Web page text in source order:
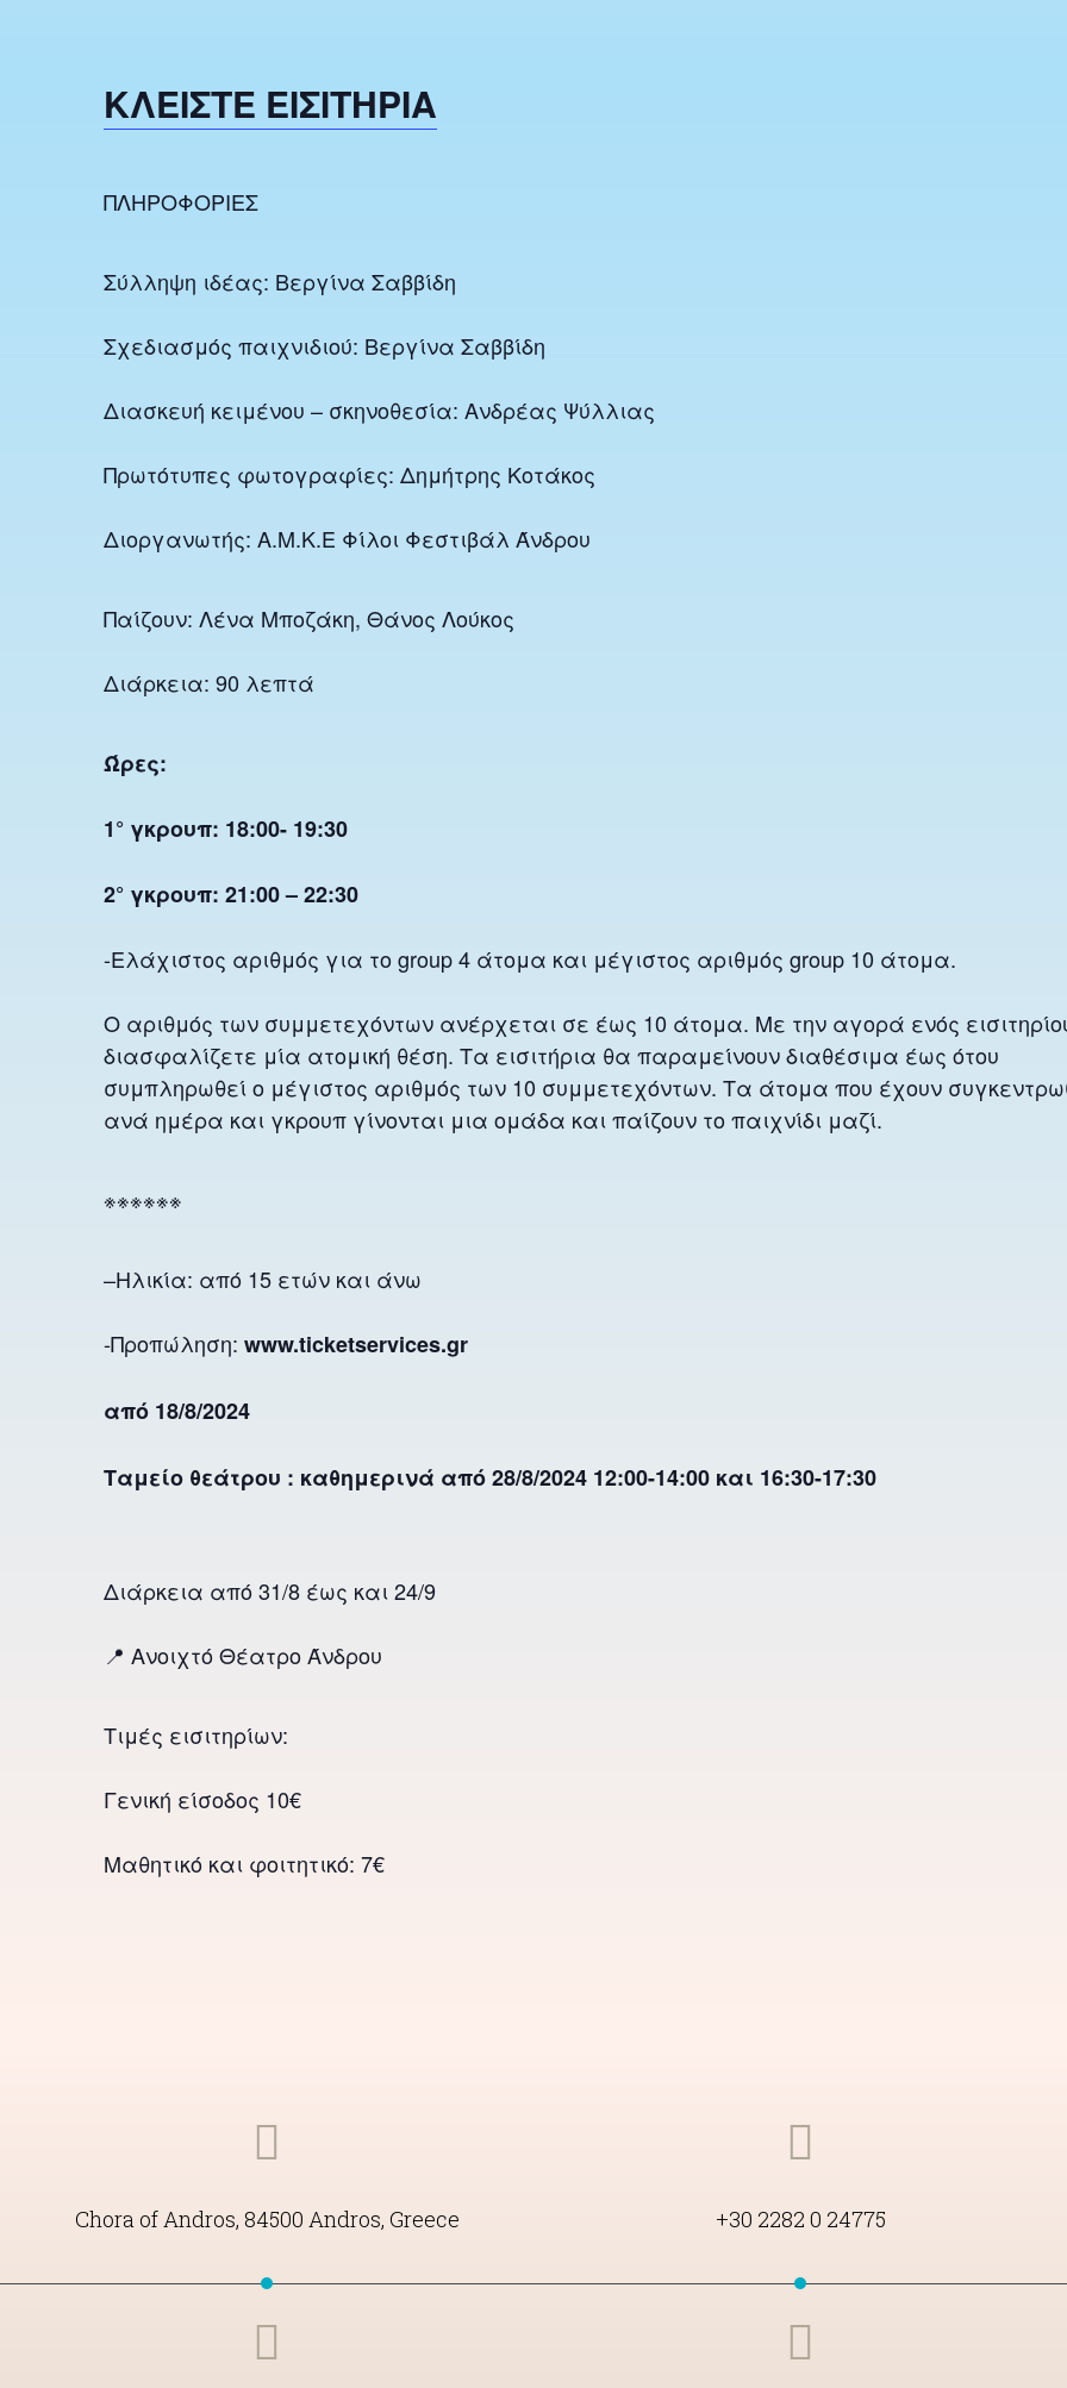
ΚΛΕΙΣΤΕ ΕΙΣΙΤΗΡΙΑ
ΠΛΗΡΟΦΟΡΙΕΣ
Σύλληψη ιδέας: Βεργίνα Σαββίδη
Σχεδιασμός παιχνιδιού: Βεργίνα Σαββίδη
Διασκευή κειμένου – σκηνοθεσία: Ανδρέας Ψύλλιας
Πρωτότυπες φωτογραφίες: Δημήτρης Κοτάκος
Διοργανωτής: A.M.K.E Φίλοι Φεστιβάλ Άνδρου
Παίζουν: Λένα Μποζάκη, Θάνος Λούκος
Διάρκεια: 90 λεπτά
Ώρες:
1° γκρουπ: 18:00- 19:30
2° γκρουπ: 21:00 – 22:30
-Ελάχιστος αριθμός για το group 4 άτομα και μέγιστος αριθμός group 10 άτομα.
Ο αριθμός των συμμετεχόντων ανέρχεται σε έως 10 άτομα. Με την αγορά ενός
διασφαλίζετε μία ατομική θέση. Τα εισιτήρια θα παραμείνουν διαθέσιμα έως ότου
συμπληρωθεί ο μέγιστος αριθμός των 10 συμμετεχόντων. Τα άτομα που έχουν
ανά ημέρα και γκρουπ γίνονται μια ομάδα και παίζουν το παιχνίδι μαζί.
※※※※※※
–Ηλικία: από 15 ετών και άνω
-Προπώληση: www.ticketservices.gr
από 18/8/2024
Ταμείο θεάτρου : καθημερινά από 28/8/2024 12:00-14:00 και 16:30-17:30
Διάρκεια από 31/8 έως και 24/9
📍 Ανοιχτό Θέατρο Άνδρου
Τιμές εισιτηρίων:
Γενική είσοδος 10€
Μαθητικό και φοιτητικό: 7€
Chora of Andros, 84500 Andros, Greece +30 2282 0 24775